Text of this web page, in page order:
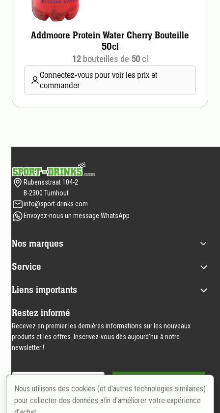
Addmoore Protein Water Cherry Bouteille
50cl
12bouteilles de 50cl
Connectez-vous pour voir les prix et
commander
de
page
Rubensstraat 104-2
B-2300 Turnhout
info@sport-drinks.com
Envoyez-nous un message WhatsApp
Nos marques
Service
Liens importants
Restez informé
Recevez en premier les dernières informations sur les nouveaux
produits et les offres. Inscrivez-vous dès aujourd'hui à notre
newsletter !
Email
S'inscrire
Nous utilisons des cookies (et d'autres technologies similaires)
pour collecter des données afin d'améliorer votre expérience